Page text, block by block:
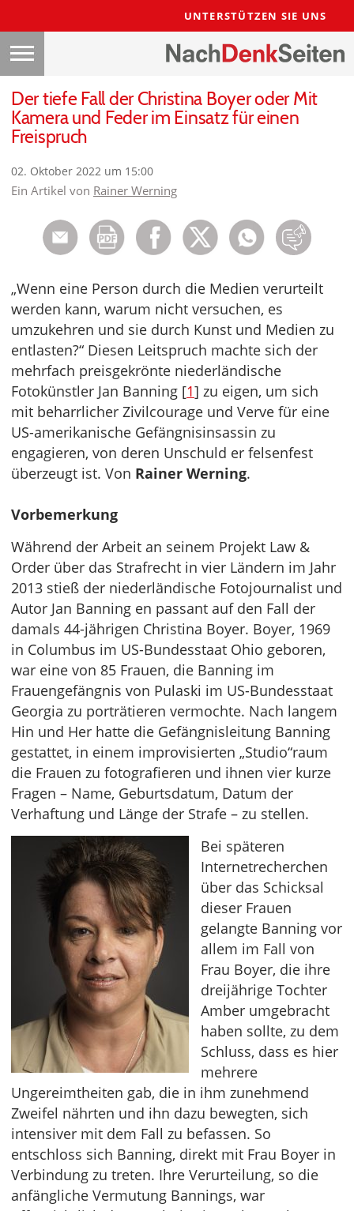
UNTERSTÜTZEN SIE UNS
Der tiefe Fall der Christina Boyer oder Mit
Kamera und Feder im Einsatz für einen
Freispruch
02. Oktober 2022 um 15:00
Ein Artikel von Rainer Werning
„Wenn eine Person durch die Medien verurteilt
werden kann, warum nicht versuchen, es
umzukehren und sie durch Kunst und Medien zu
entlasten?“ Diesen Leitspruch machte sich der
mehrfach preisgekrönte niederländische
Fotokünstler Jan Banning [1] zu eigen, um sich
mit beharrlicher Zivilcourage und Verve für eine
US-amerikanische Gefängnisinsassin zu
engagieren, von deren Unschuld er felsenfest
überzeugt ist. Von Rainer Werning.
Vorbemerkung
Während der Arbeit an seinem Projekt Law &
Order über das Strafrecht in vier Ländern im Jahr
2013 stieß der niederländische Fotojournalist und
Autor Jan Banning en passant auf den Fall der
damals 44-jährigen Christina Boyer. Boyer, 1969
in Columbus im US-Bundesstaat Ohio geboren,
war eine von 85 Frauen, die Banning im
Frauengefängnis von Pulaski im US-Bundesstaat
Georgia zu porträtieren vermochte. Nach langem
Hin und Her hatte die Gefängnisleitung Banning
gestattet, in einem improvisierten „Studio“raum
die Frauen zu fotografieren und ihnen vier kurze
Fragen – Name, Geburtsdatum, Datum der
Verhaftung und Länge der Strafe – zu stellen.
Bei späteren
Internetrecherchen
über das Schicksal
dieser Frauen
gelangte Banning vor
allem im Fall von
Frau Boyer, die ihre
dreijährige Tochter
Amber umgebracht
haben sollte, zu dem
Schluss, dass es hier
mehrere
Ungereimtheiten gab, die in ihm zunehmend
Zweifel nährten und ihn dazu bewegten, sich
intensiver mit dem Fall zu befassen. So
entschloss sich Banning, direkt mit Frau Boyer in
Verbindung zu treten. Ihre Verurteilung, so die
anfängliche Vermutung Bannings, war